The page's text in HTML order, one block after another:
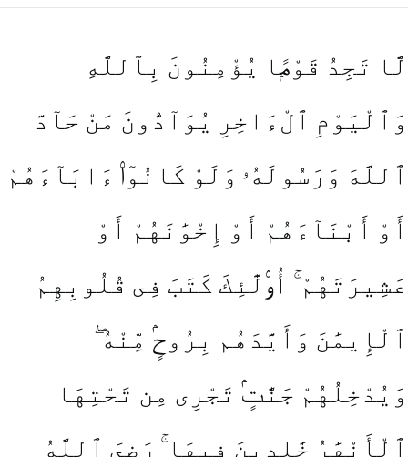
لَّا تَجِدُ قَوْمًۭا يُؤْمِنُونَ بِٱللَّهِ
وَٱلْيَوْمِ ٱلْءَاخِرِ يُوَآدُّونَ مَنْ حَآدَّ
ٱللَّهَ وَرَسُولَهُۥ وَلَوْ كَانُوٓا۟ ءَابَآءَهُمْ
أَوْ أَبْنَآءَهُمْ أَوْ إِخْوَٰنَهُمْ أَوْ
عَشِيرَتَهُمْ ۚ أُو۟لَٰٓئِكَ كَتَبَ فِى قُلُوبِهِمُ
ٱلْإِيمَٰنَ وَأَيَّدَهُم بِرُوحٍۢ مِّنْهُ ۖ
وَيُدْخِلُهُمْ جَنَّٰتٍۢ تَجْرِى مِن تَحْتِهَا
ٱلْأَنْهَٰرُ خَٰلِدِينَ فِيهَا ۚ رَضِىَ ٱللَّهُ